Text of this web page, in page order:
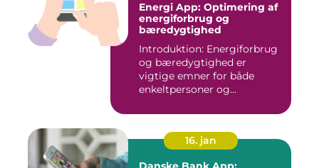
Energi App: Optimering af
energiforbrug og
bæredygtighed
Introduktion: Energiforbrug
og bæredygtighed er
vigtige emner for både
enkeltpersoner og
16. jan